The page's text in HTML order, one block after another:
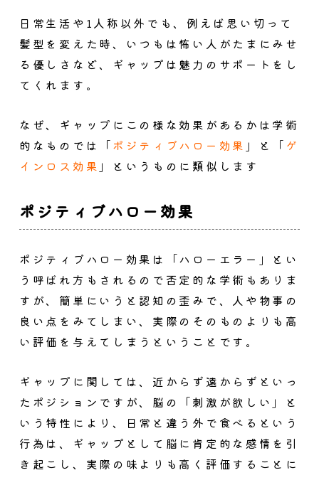
日常生活や1人称以外でも、例えば思い切って
髪型を変えた時、いつもは怖い人がたまにみせ
る優しさなど、 ギャップは魅力のサポート をし
てくれます。
なぜ、ギャップにこの様な効果があるかは学術
的なものでは「ポジティブハロー効果 」と「 ゲ
インロス効果 」というものに類似します
ポジティブハロー効果
ポジティブハロー効果は「ハローエラー」とい
う呼ばれ方もされるので否定的な学術もありま
すが、簡単にいうと認知の歪みで、人や物事の
良い点をみてしまい、実際のそのものよりも高
い評価を与えてしまうということです。
ギャップに関しては、近からず遠からずといっ
たポジションですが、脳の「刺激が欲しい」と
いう特性により、日常と違う外で食べるという
行為は、ギャップとして脳に肯定的な感情を引
き起こし、実際の味よりも高く評価することに